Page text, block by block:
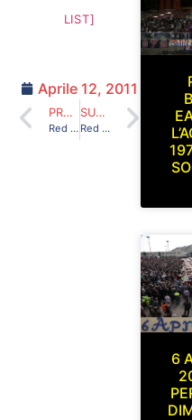
LIST]
Aprile 12, 2011
PRECEDENTE
Red Blue Eagles L’Aquila 1978 a Latina [U8 ultras e oltre…IV edizione, Latina 25 e 26 giugno, torneo di calcio (5+1) a scopo benefico]
SUCCESSIVO
Red Blue Eagles L’Aquila 1978 nell’allenamento dell’Aquila calcio 1927 (al campo federale dell’Aquila) sabato 21/05/2011
6